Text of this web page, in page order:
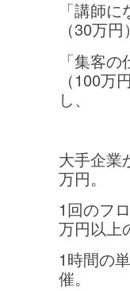
「講師
（30万円
「集客
（100万
し、
大手企業
万円。
1回のフ
万円以上
1時間の
催。